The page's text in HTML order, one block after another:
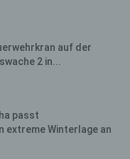
auf der
2 in...
passt
extreme Winterlage an
mittels einer
der Setzung von
können
einen
die betroffene